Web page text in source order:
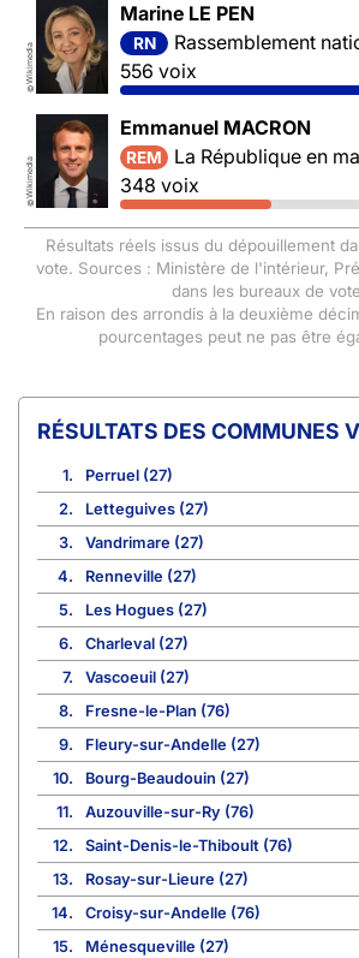
©
Wikimedia
Marine LE PEN
RN
Rassemblement national et
556 voix
©
Wikimedia
Emmanuel MACRON
REM
La République en
348 voix
Résultats réels issus du dépouillement
vote. Sources : Ministère de l'intérieur,
dans les bureaux de
En raison des arrondis à la deuxième
pourcentages peut ne pas être
COMMUNES
1.
Perruel (27)
2.
Letteguives (27)
3.
Vandrimare (27)
4.
Renneville (27)
5.
Les Hogues (27)
6.
Charleval (27)
7.
Vascoeuil (27)
8.
Fresne-le-Plan (76)
9.
Fleury-sur-Andelle (27)
10.
Bourg-Beaudouin (27)
11.
Auzouville-sur-Ry (76)
12.
Saint-Denis-le-Thiboult (76)
13.
Rosay-sur-Lieure (27)
14.
Croisy-sur-Andelle (76)
15.
Ménesqueville (27)